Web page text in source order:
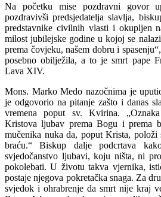
Na početku mise pozdravni govor
pozdravivši predsjedatelja slavlja,
predstavnike civilnih vlasti i okupljen
milost jubilejske godine u kojoj se
prema čovjeku, našem dobru i
posebno obilježila, a to je smrt pape
Lava XIV.
Mons. Marko Medo nazočnima je
je odgovorio na pitanje zašto i danas
vremena poput sv. Kvirina.
Kristova ljubav prema Bogu i prema
mučenika nuka da, poput Krista,
braću.“ Biskup dalje podcrtava
svjedočanstvo ljubavi, koju ništa, ni
pokolebati. U životu takva vjernika,
postaje njegova pokretačka snaga. Za
svjedok i ohrabrenje da smrt nije kraj